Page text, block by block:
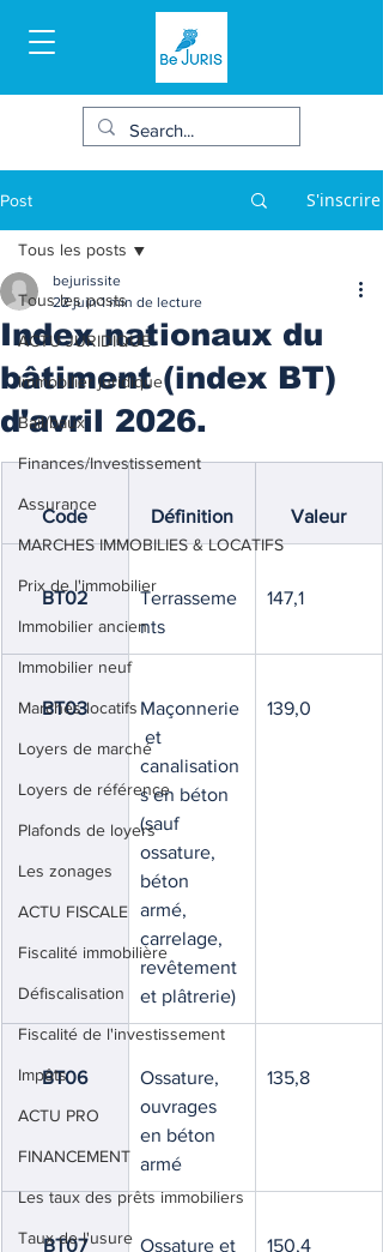
Post S'inscrire
Tous les posts
ACTU JURIDIQUE
Immobilier juridique
Bail/baux
Finances/Investissement
Assurance
MARCHES IMMOBILIES & LOCATIFS
Prix de l'immobilier
Immobilier ancien
Immobilier neuf
Marchés locatifs
Loyers de marché
Loyers de référence
Plafonds de loyers
Les zonages
ACTU FISCALE
Fiscalité immobilière
Défiscalisation
Fiscalité de l'investissement
Impôts
ACTU PRO
FINANCEMENT
Les taux des prêts immobiliers
Taux de l'usure
Tous les posts
Index nationaux du
bâtiment (index BT)
d'avril 2026.
bejurissite
22 juin 1 min de lecture
Code Définition Valeur
BT02
Terrasseme
nts
147,1
BT03
Maçonnerie
et
canalisation
s en béton
(sauf
ossature,
béton
armé,
carrelage,
revêtement
et plâtrerie)
139,0
BT06
Ossature,
ouvrages
en béton
armé
135,8
BT07
Ossature et
150,4